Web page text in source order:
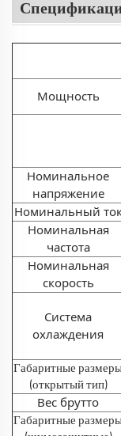
Мощность
Номинальное
напряжение
Номинальный
Номинальная
частота
Номинальная
скорость
Система
охлаждения
Габаритные
(открытый тип)
Вес брутто
Габаритные